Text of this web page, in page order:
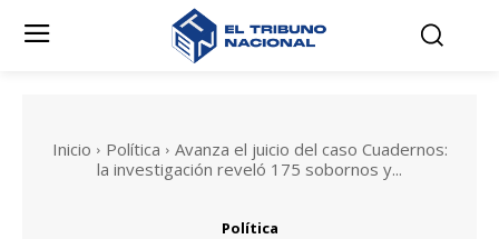
Inicio Política
Avanza el juicio del caso Cuadernos:
la investigación reveló 175 sobornos y...
Política